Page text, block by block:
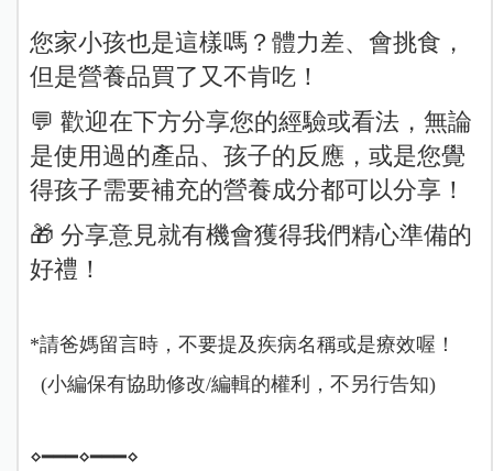
您家小孩也是這樣嗎？體力差、會挑食，
但是營養品買了又不肯吃！
💬 歡迎在下方分享您的經驗或看法，無論
是使用過的產品、孩子的反應，或是您覺
得孩子需要補充的營養成分都可以分享！
🎁 分享意見就有機會獲得我們精心準備的
好禮！
*請爸媽留言時，不要提及疾病名稱或是療效喔！
(小編保有協助修改/編輯的權利，不另行告知)
⋄━━━⋄━━━⋄